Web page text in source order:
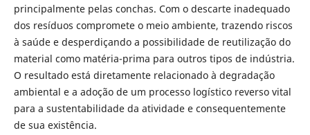
principalmente pelas conchas. Com o descarte inadequado
dos resíduos compromete o meio ambiente, trazendo riscos
à saúde e desperdiçando a possibilidade de reutilização do
material como matéria-prima para outros tipos de indústria.
O resultado está diretamente relacionado à degradação
ambiental e a adoção de um processo logístico reverso vital
para a sustentabilidade da atividade e consequentemente
de sua existência.